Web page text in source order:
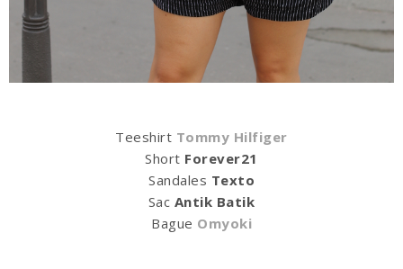
Teeshirt Tommy Hilfiger
Short Forever21
Sandales Texto
Sac Antik Batik
Bague Omyoki